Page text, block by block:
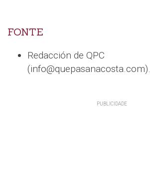
FONTE
Redacción de QPC
(info@quepasanacosta.com).